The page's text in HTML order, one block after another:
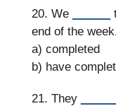
20. We
end of the
a) completed
b) have
21. They